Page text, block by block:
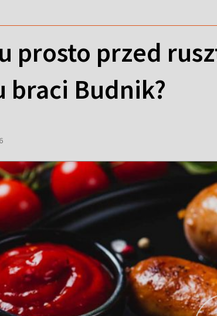
prosto przed
braci Budnik?